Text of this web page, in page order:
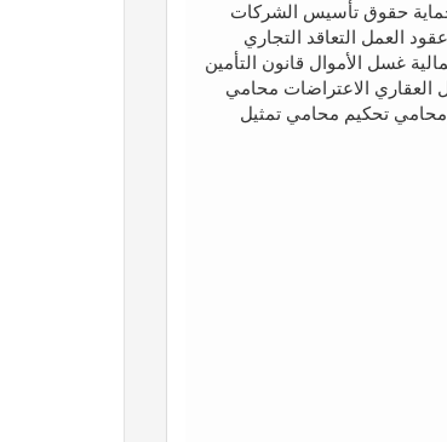
حقوق تأسيس الشركات
العمل التعاقد التجاري
غسل الأموال قانون التأمين
العقاري الاعتراضات محامي
محامي تحكيم محامي تمثيل